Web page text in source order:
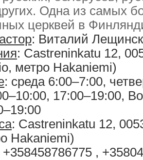
Одна из самых
церквей в
: Виталий
: Castreninkatu 12,
метро Hakaniemi)
: среда 6:00–7:00,
17:00–19:00,
: Castreninkatu 12,
Hakaniemi)
+358458786775 ,